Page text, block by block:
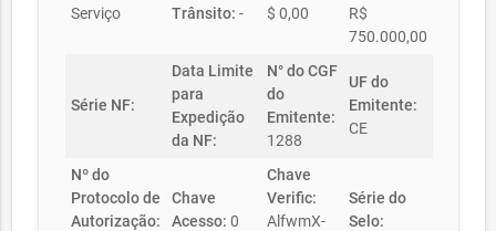
Serviço
Trânsito: -
$ 0,00
R$
750.000,00
Série NF:
Data Limite
para
Expedição
da NF:
N° do CGF
do
Emitente:
1288
UF do
Emitente:
CE
Nº do
Protocolo de
Autorização:
Chave
Acesso: 0
Chave
Verific:
AlfwmX-
Série do
Selo: